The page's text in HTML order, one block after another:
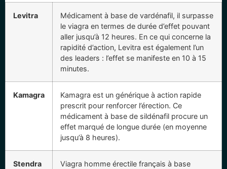
Levitra
Médicament à base de vardénafil, il surpasse
le viagra en termes de durée d’effet pouvant
aller jusqu’à 12 heures. En ce qui concerne la
rapidité d’action, Levitra est également l’un
des leaders : l’effet se manifeste en 10 à 15
minutes.
Kamagra
Kamagra est un générique à action rapide
prescrit pour renforcer l’érection. Ce
médicament à base de sildénafil procure un
effet marqué de longue durée (en moyenne
jusqu’à 8 heures).
Stendra
Viagra homme érectile français à base